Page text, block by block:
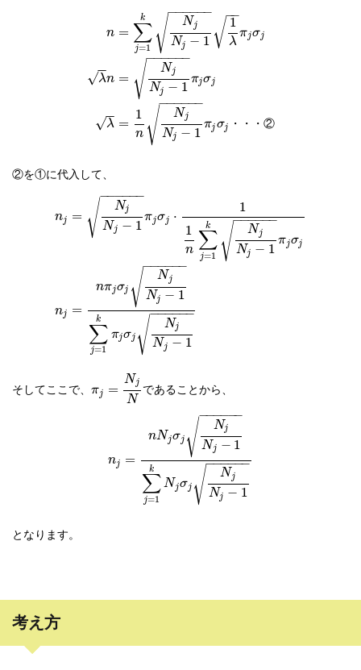
n
λ
−
−
√ n
λ
−
−
√
=
=
=
∑
j=1
k Nj
Nj − 1
− −
−−−−
√ 1
λ
−−
√ πjσj
Nj
Nj − 1
− −
−−−−
√ πjσj
1
n
Nj
Nj − 1
− −
−−−−
√ πjσj ・ ・ ・ ②
②を①に代入して、
nj
nj
=
=
Nj
Nj − 1
− −
−−−−
√ πjσj ⋅
1
1
n ∑
j=1
k Nj
Nj − 1
− −
−−−−
√ πjσj
nπjσj
Nj
Nj − 1
− −
−−−−
√
∑
j=1
k
πjσj
Nj
Nj − 1
− −
−−−−
√
そしてここで、 πj =
Nj
N
であることから、
nj =
nNjσj
Nj
Nj − 1
− −
−−−−
√
∑
j=1
k
Njσj
Nj
Nj − 1
− −
−−−−
√
となります。
考え方